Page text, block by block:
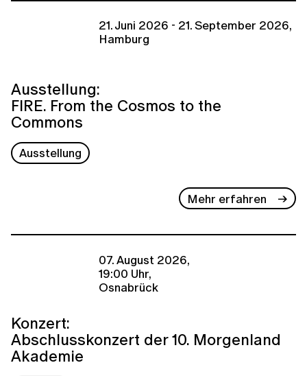
21. Juni 2026 - 21. September 2026,
Hamburg
Ausstellung:
FIRE. From the Cosmos to the
Commons
Ausstellung
Mehr erfahren
07. August 2026,
19:00 Uhr,
Osnabrück
Konzert:
Abschlusskonzert der 10. Morgenland
Akademie